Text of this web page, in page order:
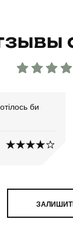
би